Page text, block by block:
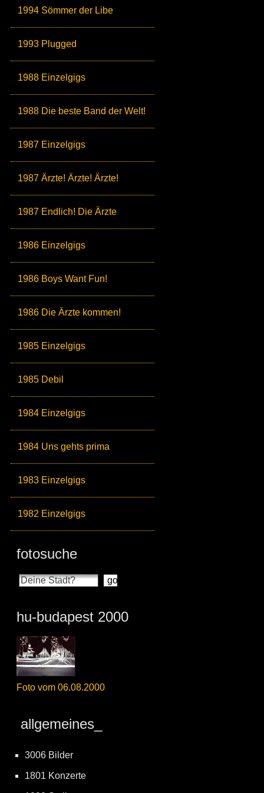
1994 Sömmer der Libe
1993 Plugged
1988 Einzelgigs
1988 Die beste Band der Welt!
1987 Einzelgigs
1987 Ärzte! Ärzte! Ärzte!
1987 Endlich! Die Ärzte
1986 Einzelgigs
1986 Boys Want Fun!
1986 Die Ärzte kommen!
1985 Einzelgigs
1985 Debil
1984 Einzelgigs
1984 Uns gehts prima
1983 Einzelgigs
1982 Einzelgigs
fotosuche
hu-budapest 2000
Foto vom 06.08.2000
allgemeines_
3006 Bilder
1801 Konzerte